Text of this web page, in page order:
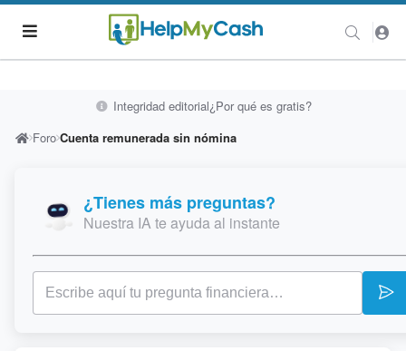
Integridad editorial¿Por qué es gratis?
Foro Cuenta remunerada sin nómina
¿Tienes más preguntas?
Nuestra IA te ayuda al instante